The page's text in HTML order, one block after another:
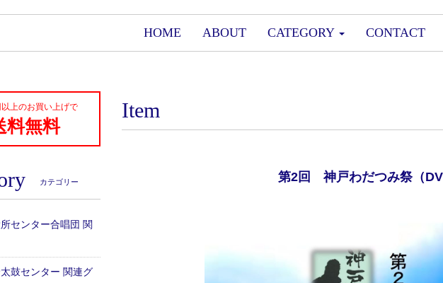
HOME ABOUT CATEGORY CONTACT
Item
第2回 神戸わだつみ祭（
上のお買い上げで
料無料
カテゴリー
センター合唱団 関
鼓センター 関連グ